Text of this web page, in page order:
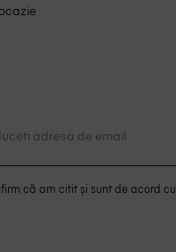
că am citit și sunt de acord cu